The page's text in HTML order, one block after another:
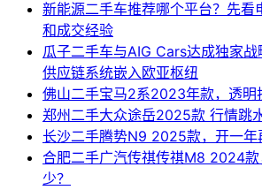
新能源二手车推荐哪个平台？先看
和成交经验
瓜子二手车与AIG Cars达成独家
供应链系统嵌入欧亚枢纽
佛山二手宝马2系2023年款，透明
郑州二手大众途岳2025款 行情跳
长沙二手腾势N9 2025款，开一年
合肥二手广汽传祺传祺M8 2024
少？